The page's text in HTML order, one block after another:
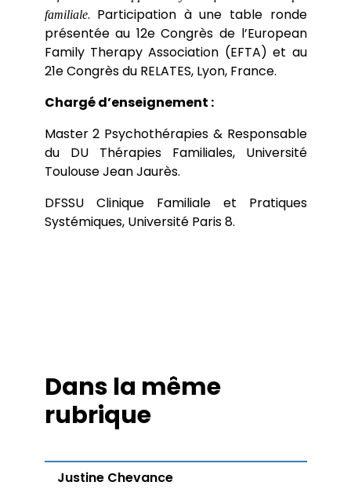
familiale. Participation à une table ronde
présentée au 12e Congrès de l’European
Family Therapy Association (EFTA) et au
21e Congrès du RELATES, Lyon, France.
Chargé d’enseignement :
Master 2 Psychothérapies & Responsable
du DU Thérapies Familiales, Université
Toulouse Jean Jaurès.
DFSSU Clinique Familiale et Pratiques
Systémiques, Université Paris 8.
Dans la même
rubrique
Justine Chevance